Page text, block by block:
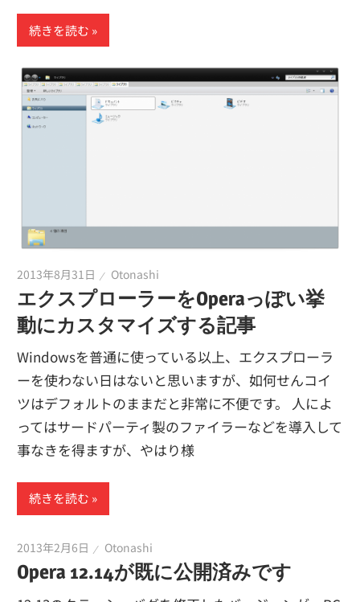
続きを読む
2013年8月31日 Otonashi
エクスプローラーをOperaっぽい挙
動にカスタマイズする記事
Windowsを普通に使っている以上、エクスプローラ
ーを使わない日はないと思いますが、如何せんコイ
ツはデフォルトのままだと非常に不便です。 人によ
ってはサードパーティ製のファイラーなどを導入して
事なきを得ますが、やはり様
続きを読む
2013年2月6日 Otonashi
Opera 12.14が既に公開済みです